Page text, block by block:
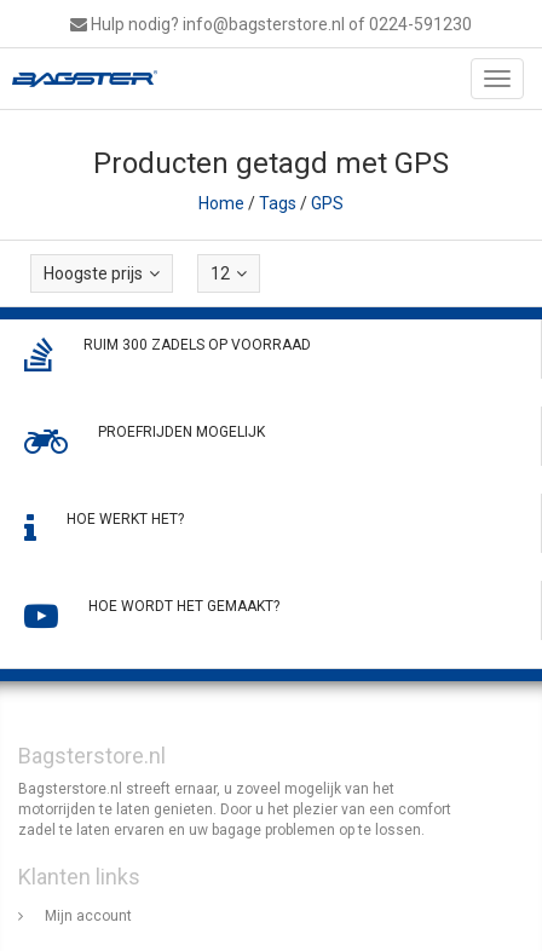
Hulp nodig? info@bagsterstore.nl of 0224-591230
Producten getagd met GPS
Home /Tags /GPS
Hoogste prijs 12
RUIM 300 ZADELS OP VOORRAAD
PROEFRIJDEN MOGELIJK
HOE WERKT HET?
HOE WORDT HET GEMAAKT?
Bagsterstore.nl
Bagsterstore.nl streeft ernaar, u zoveel mogelijk van het
motorrijden te laten genieten. Door u het plezier van een comfort
zadel te laten ervaren en uw bagage problemen op te lossen.
Klanten links
Mijn account